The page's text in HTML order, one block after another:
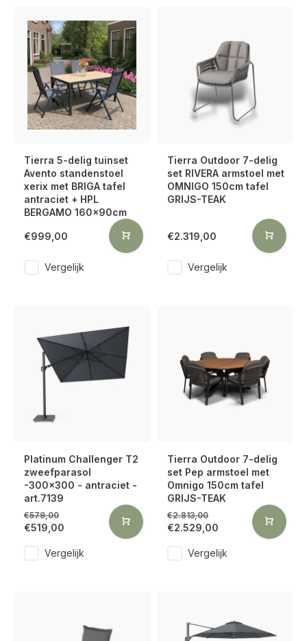
Tierra 5-delig tuinset
Avento standenstoel
xerix met BRIGA tafel
antraciet + HPL
BERGAMO 160x90cm
€999,00
Vergelijk
Tierra Outdoor 7-delig
set RIVERA armstoel met
OMNIGO 150cm tafel
GRIJS-TEAK
€2.319,00
Vergelijk
Platinum Challenger T2
zweefparasol
-300x300 - antraciet -
art.7139
€579,00
€519,00
Vergelijk
Tierra Outdoor 7-delig
set Pep armstoel met
Omnigo 150cm tafel
GRIJS-TEAK
€2.813,00
€2.529,00
Vergelijk